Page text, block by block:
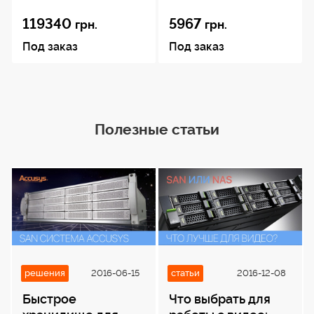
охлаждения
Рекомендуемые аксесуары
интерфейс
Focusrite Scarlett 4i4 4x4 USB
119340 грн.
Под заказ
5967 грн.
Под заказ
Полезные статьи
решения 2016-06-15
Быстрое
статьи 2016-12-08
Что выбрать для